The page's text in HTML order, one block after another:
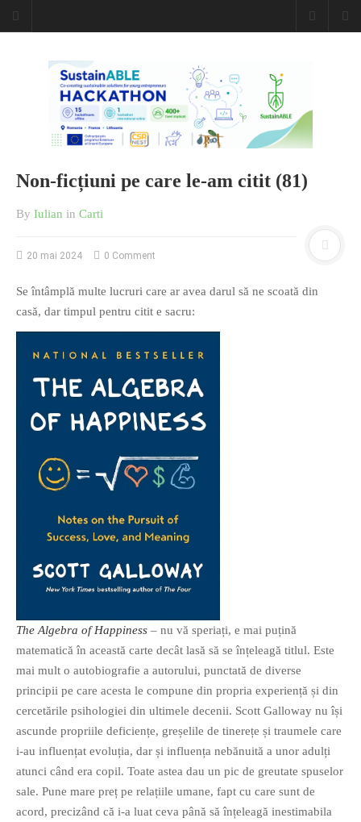
Caiet de
insemnari
DESCARCĂ!
O poveste in care sexul se
cinismul cu idealismul si
poezia cu umorul.
DESCARCĂ!
Non-ficțiuni pe care le-am citit (81)
By Iulian in Carti
20 mai 2024 0 Comment
Se întâmplă multe lucruri care ar avea darul să ne scoată din
casă, dar timpul pentru citit e sacru:
The Algebra of Happiness – nu vă speriați, e mai puțină
matematică în această carte decât lasă să se înțeleagă titlul. Este
mai mult o autobiografie a autorului, punctată de diverse
principii pe care acesta le compune din propria experiență și din
cercetările psihologiei din ultimele decenii. Scott Galloway nu își
ascunde propriile deficiențe, greșelile de tinerețe și traumele care
i-au influențat evoluția, dar și influența nebănuită a unor adulți
atunci când era copil. Toate astea dau un pic de greutate spuselor
sale. Pune mare preț pe relațiile umane, fapt cu care sunt de
acord, precizând că i-a luat ceva până să înțeleagă inestimabila